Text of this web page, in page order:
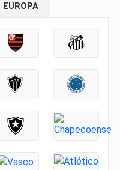
EUROPA